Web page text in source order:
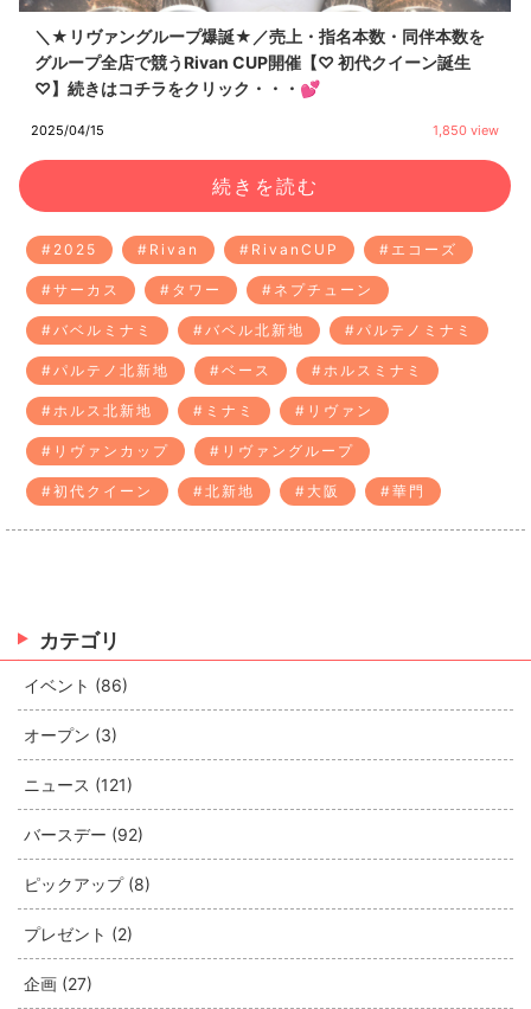
2025/04/15 1,850 view
＼★リヴァングループ爆誕★／売上・指名本数・同伴本数を
グループ全店で競うRivan CUP開催【♡ 初代クイーン誕生
♡】続きはコチラをクリック・・・💕
#2025 #Rivan #RivanCUP #エコーズ
#サーカス #タワー #ネプチューン
#バベルミナミ #バベル北新地 #パルテノミナミ
#パルテノ北新地 #ベース #ホルスミナミ
#ホルス北新地 #ミナミ #リヴァン
#リヴァンカップ #リヴァングループ
#初代クイーン #北新地 #大阪 #華門
続きを読む
カテゴリ
イベント (86)
オープン (3)
ニュース (121)
バースデー (92)
ピックアップ (8)
プレゼント (2)
企画 (27)